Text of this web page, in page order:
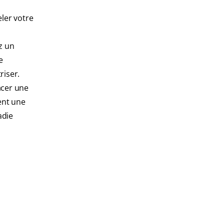
votre
un
une
une